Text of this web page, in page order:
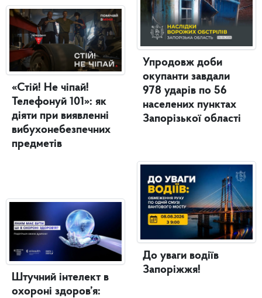
«Стій! Не чіпай!
Телефонуй 101»: як
діяти при виявленні
вибухонебезпечних
предметів
Штучний інтелект в
охороні здоров’я:
Упродовж доби
окупанти завдали
978 ударів по 56
населених пунктах
Запорізької області
До уваги водіїв
Запоріжжя!